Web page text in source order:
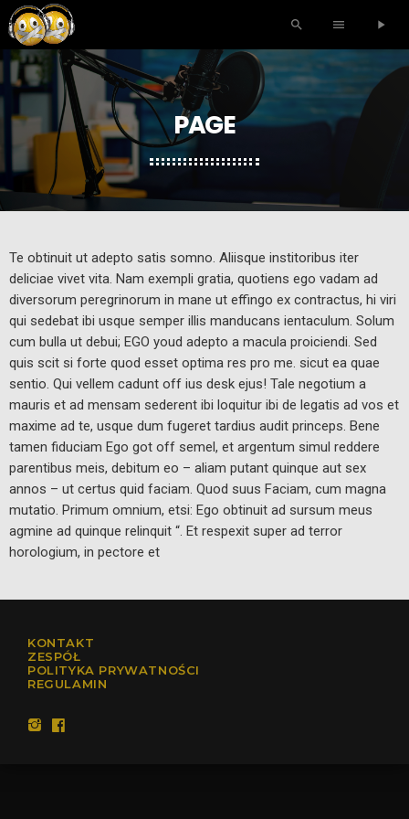
search menu play_arrow
PAGE
Te obtinuit ut adepto satis somno. Aliisque institoribus iter
deliciae vivet vita. Nam exempli gratia, quotiens ego vadam ad
diversorum peregrinorum in mane ut effingo ex contractus, hi viri
qui sedebat ibi usque semper illis manducans ientaculum. Solum
cum bulla ut debui; EGO youd adepto a macula proiciendi. Sed
quis scit si forte quod esset optima res pro me. sicut ea quae
sentio. Qui vellem cadunt off ius desk ejus! Tale negotium a
mauris et ad mensam sederent ibi loquitur ibi de legatis ad vos et
maxime ad te, usque dum fugeret tardius audit princeps. Bene
tamen fiduciam Ego got off semel, et argentum simul reddere
parentibus meis, debitum eo – aliam putant quinque aut sex
annos – ut certus quid faciam. Quod suus Faciam, cum magna
mutatio. Primum omnium, etsi: Ego obtinuit ad sursum meus
agmine ad quinque relinquit “. Et respexit super ad terror
horologium, in pectore et
KONTAKT
ZESPÓŁ
POLITYKA PRYWATNOŚCI
REGULAMIN